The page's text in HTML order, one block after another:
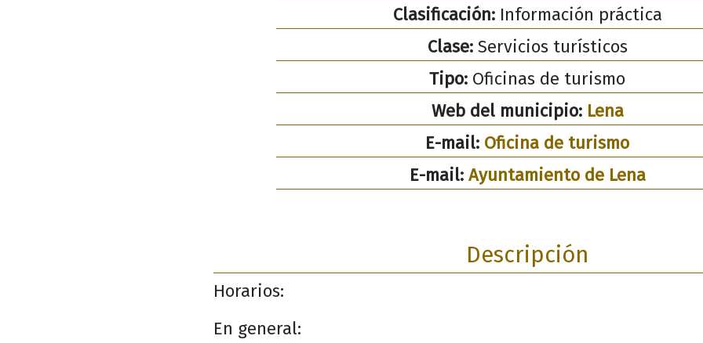
Clasificación:Información práctica
Clase:Servicios turísticos
Tipo: Oficinas de turismo
Web del municipio: Lena
E-mail: Oficina de turismo
E-mail: Ayuntamiento de Lena
Descripción
Horarios:
En general: